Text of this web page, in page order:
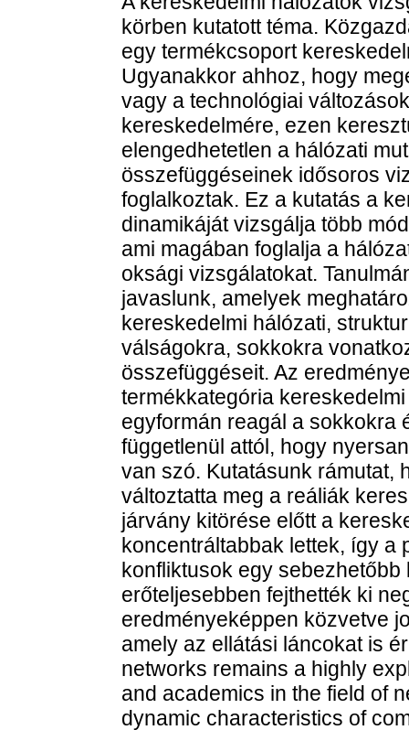
körben kutatott téma.
egy termékcsoport
Ugyanakkor ahhoz, hogy
vagy a technológiai
kereskedelmére, ezen
elengedhetetlen a hálózati
összefüggéseinek idősoros
foglalkoztak. Ez a kutatás a
dinamikáját vizsgálja több
ami magában foglalja a
oksági vizsgálatokat.
javaslunk, amelyek
kereskedelmi hálózati,
válságokra, sokkokra
összefüggéseit. Az
termékkategória
egyformán reagál a sokkokra
függetlenül attól, hogy
van szó. Kutatásunk rámutat,
változtatta meg a reáliák
járvány kitörése előtt a
koncentráltabbak lettek, így a
konfliktusok egy
erőteljesebben fejthették ki
eredményeképpen közvetve
amely az ellátási láncokat is
networks remains a highly
and academics in the field of
dynamic characteristics of